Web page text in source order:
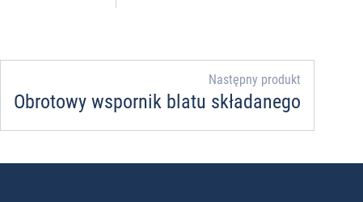
Następny produkt
Obrotowy wspornik blatu składanego